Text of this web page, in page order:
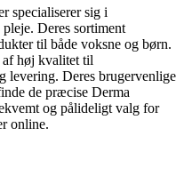
specialiserer sig i
Deres sortiment
til både voksne og børn.
af høj kvalitet til
levering. Deres brugervenlige
de præcise Derma
og pålideligt valg for
online.